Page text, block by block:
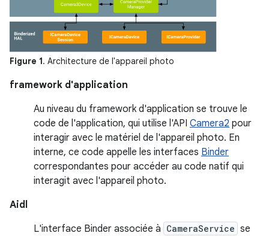
Figure 1. Architecture de l'appareil photo
framework d'application
Au niveau du framework d'application se trouve le
code de l'application, qui utilise l'API Camera2 pour
interagir avec le matériel de l'appareil photo. En
interne, ce code appelle les interfaces Binder
correspondantes pour accéder au code natif qui
interagit avec l'appareil photo.
Aidl
L'interface Binder associée à CameraService se